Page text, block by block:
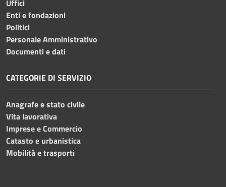
Uffici
Enti e fondazioni
Politici
Personale Amministrativo
Documenti e dati
CATEGORIE DI SERVIZIO
Anagrafe e stato civile
Vita lavorativa
Imprese e Commercio
Catasto e urbanistica
Mobilità e trasporti